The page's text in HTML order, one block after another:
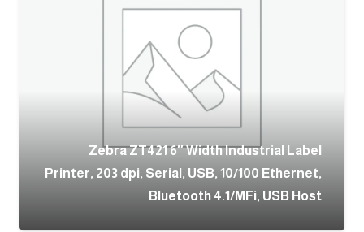
Zebra ZT421 6″ Width Industrial Label
Printer, 203 dpi, Serial, USB, 10/100 Ethernet,
Bluetooth 4.1/MFi, USB Host